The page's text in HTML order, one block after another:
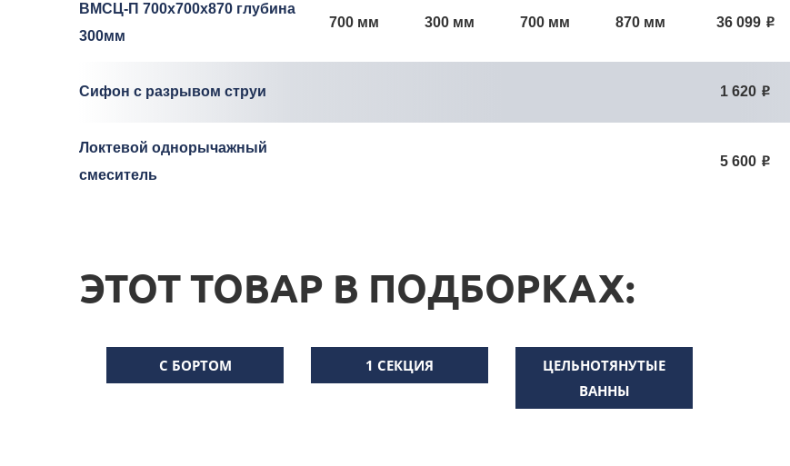
ВМСЦ-П 700x700x870 глубина
300мм
700 мм 300 мм 700 мм 870 мм 36 099 Р
Сифон с разрывом струи 1 620 Р
Локтевой однорычажный
смеситель
5 600 Р
ЭТОТ ТОВАР В ПОДБОРКАХ:
С БОРТОМ 1 СЕКЦИЯ
ЦЕЛЬНОТЯНУТЫЕ
ВАННЫ